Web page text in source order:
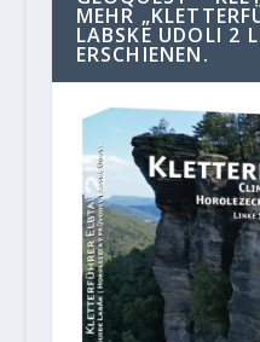
MEHR
LABSKE UDOLI 2
ERSCHIENEN.